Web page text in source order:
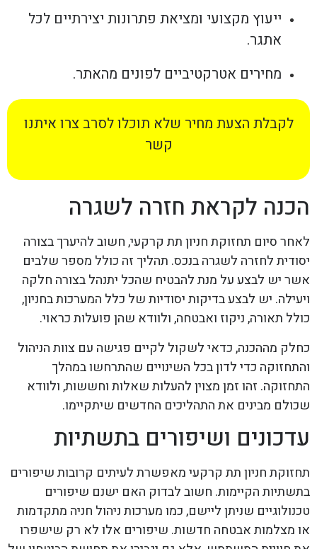
ייעוץ מקצועי ומציאת פתרונות יצירתיים לכל
אתגר.
מחירים אטרקטיביים לפונים מהאתר.
לקבלת הצעת מחיר שלא תוכלו לסרב צרו איתנו
קשר
הכנה לקראת חזרה לשגרה
לאחר סיום תחזוקת חניון תת קרקעי, חשוב להיערך בצורה
יסודית לחזרה לשגרה בנכס. תהליך זה כולל מספר שלבים
אשר יש לבצע על מנת להבטיח שהכל יתנהל בצורה חלקה
ויעילה. יש לבצע בדיקות יסודיות של כלל המערכות בחניון,
כולל תאורה, ניקוז ואבטחה, ולוודא שהן פועלות כראוי.
כחלק מההכנה, כדאי לשקול לקיים פגישה עם צוות הניהול
והתחזוקה כדי לדון בכל השינויים שהתרחשו במהלך
התחזוקה. זהו זמן מצוין להעלות שאלות וחששות, ולוודא
שכולם מבינים את התהליכים החדשים שיתקיימו.
עדכונים ושיפורים בתשתיות
תחזוקת חניון תת קרקעי מאפשרת לעיתים קרובות שיפורים
בתשתיות הקיימות. חשוב לבדוק האם ישנם שיפורים
טכנולוגיים שניתן ליישם, כמו מערכות ניהול חניה מתקדמות
או מצלמות אבטחה חדשות. שיפורים אלו לא רק שישפרו